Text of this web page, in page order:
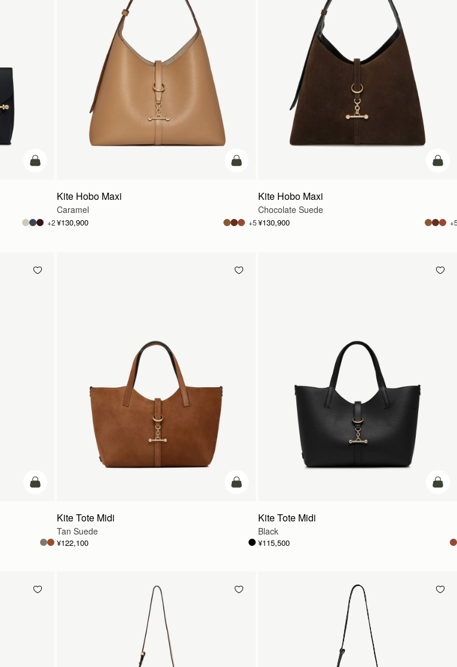
カートに追加
+2
カートに追加
Kite Hobo Maxi
Caramel
¥130,900 +5
カー
Kite Hobo Maxi
Chocolate Suede
¥130,900
カートに追加 カートに追加
Kite Tote Midi
Tan Suede
¥122,100
カー
Kite Tote Midi
Black
¥115,500